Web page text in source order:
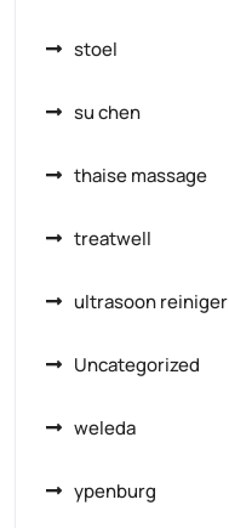
stoel
su chen
thaise massage
treatwell
ultrasoon reiniger
Uncategorized
weleda
ypenburg